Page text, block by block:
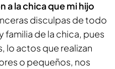
a la chica que mi hijo
disculpas de todo
familia de la chica, pues
lo actos que realizan
o pequeños, nos